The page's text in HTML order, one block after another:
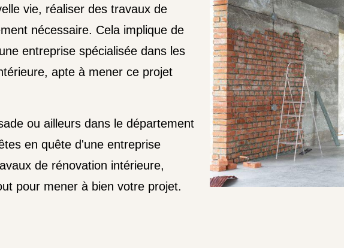
vie, réaliser des travaux de
nécessaire. Cela implique de
entreprise spécialisée dans les
apte à mener ce projet
ou ailleurs dans le département
en quête d'une entreprise
de rénovation intérieure,
pour mener à bien votre projet.